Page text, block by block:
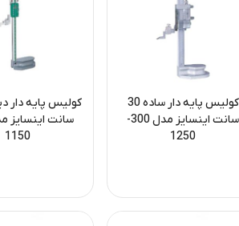
کولیس پایه دار ساده 30
سانت اینسایز مدل 300-
1250
1150